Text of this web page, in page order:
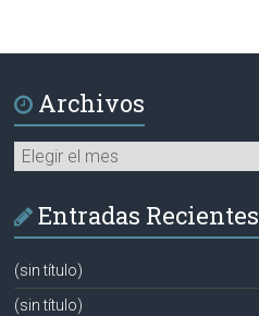
Archivos
Archivos
Entradas Recientes
(sin título)
(sin título)